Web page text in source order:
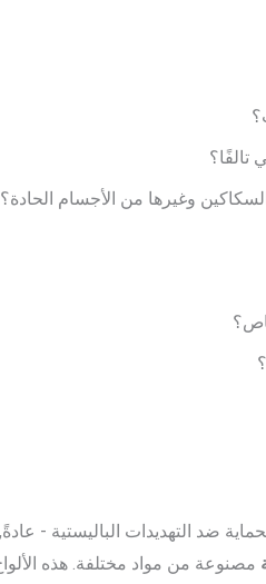
ضد التهديدات الباليستية - عادةً,
مصنوعة من مواد مختلفة. هذه